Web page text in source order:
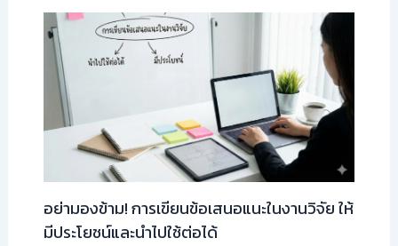
อย่ามองข้าม! การเขียนข้อเสนอแนะในงานวิจัย ให้
มีประโยชน์และนำไปใช้ต่อได้